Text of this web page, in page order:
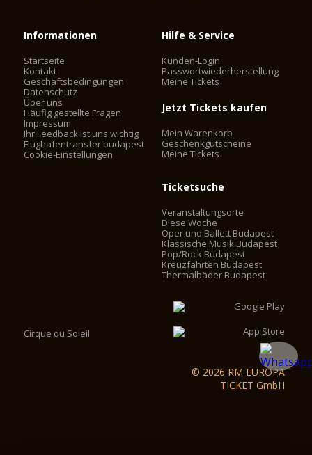
Informationen
Startseite
Kontakt
Geschäftsbedingungen
Datenschutz
Über uns
Häufig gestellte Fragen
Impressum
Ihr Feedback ist uns wichtig
Flughafentransfer budapest
Cookie-Einstellungen
Hilfe & Service
Kunden-Login
Passwortwiederherstellung
Meine Tickets
Jetzt Tickets kaufen
Mein Warenkorb
Geschenkgutscheine
Meine Tickets
Ticketsuche
Veranstaltungsorte
Diese Woche
Oper und Ballett Budapest
Klassische Musik Budapest
Pop/Rock Budapest
Kreuzfahrten Budapest
Thermalbäder Budapest
Cirque du Soleil
© 2026 RM EUROPA
TICKET GmbH